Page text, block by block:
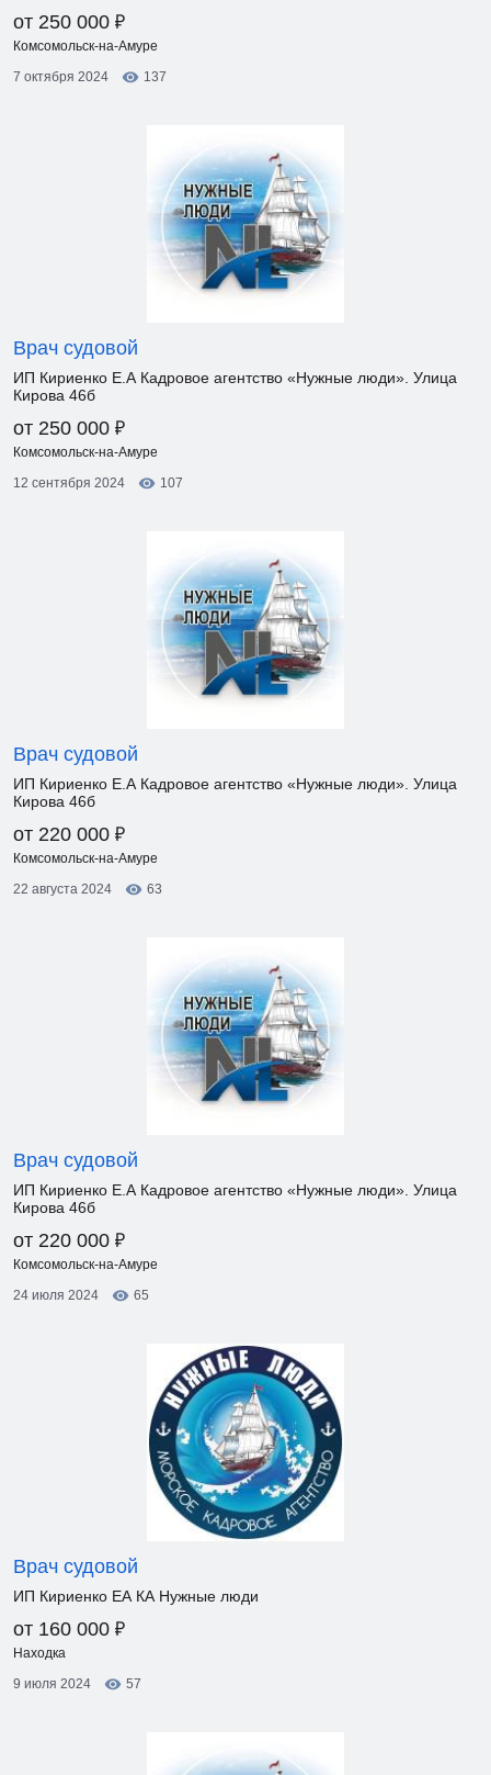
от 250 000 ₽
Комсомольск-на-Амуре
7 октября 2024
137
Врач судовой
ИП Кириенко Е.А Кадровое агентство «Нужные люди». Улица
Кирова 46б
от 250 000 ₽
Комсомольск-на-Амуре
12 сентября 2024
107
Врач судовой
ИП Кириенко Е.А Кадровое агентство «Нужные люди». Улица
Кирова 46б
от 220 000 ₽
Комсомольск-на-Амуре
22 августа 2024
63
Врач судовой
ИП Кириенко Е.А Кадровое агентство «Нужные люди». Улица
Кирова 46б
от 220 000 ₽
Комсомольск-на-Амуре
24 июля 2024
65
Врач судовой
ИП Кириенко ЕА КА Нужные люди
от 160 000 ₽
Находка
9 июля 2024
57